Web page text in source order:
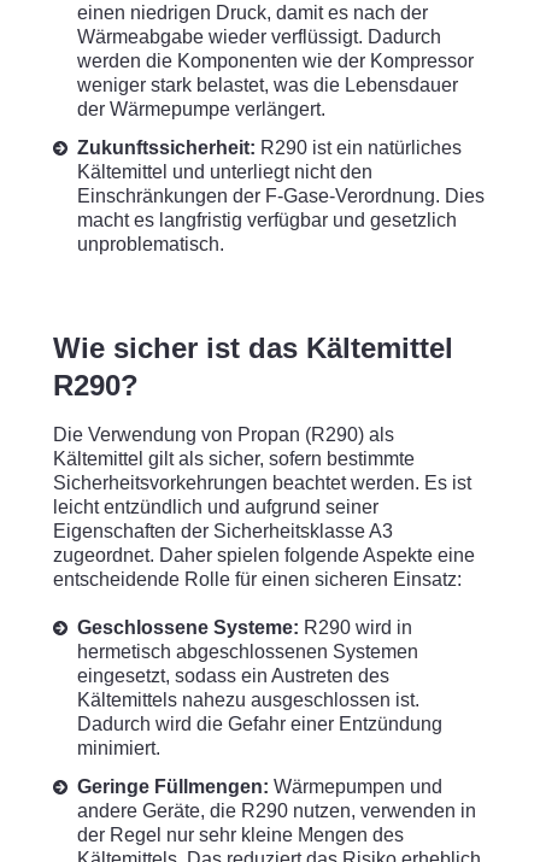
einen niedrigen Druck, damit es nach der
Wärmeabgabe wieder verflüssigt. Dadurch
werden die Komponenten wie der Kompressor
weniger stark belastet, was die Lebensdauer
der Wärmepumpe verlängert.
Zukunftssicherheit: R290 ist ein natürliches
Kältemittel und unterliegt nicht den
Einschränkungen der F-Gase-Verordnung. Dies
macht es langfristig verfügbar und gesetzlich
unproblematisch.
Wie sicher ist das Kältemittel
R290?
Die Verwendung von Propan (R290) als
Kältemittel gilt als sicher, sofern bestimmte
Sicherheitsvorkehrungen beachtet werden. Es ist
leicht entzündlich und aufgrund seiner
Eigenschaften der Sicherheitsklasse A3
zugeordnet. Daher spielen folgende Aspekte eine
entscheidende Rolle für einen sicheren Einsatz:
Geschlossene Systeme: R290 wird in
hermetisch abgeschlossenen Systemen
eingesetzt, sodass ein Austreten des
Kältemittels nahezu ausgeschlossen ist.
Dadurch wird die Gefahr einer Entzündung
minimiert.
Geringe Füllmengen: Wärmepumpen und
andere Geräte, die R290 nutzen, verwenden in
der Regel nur sehr kleine Mengen des